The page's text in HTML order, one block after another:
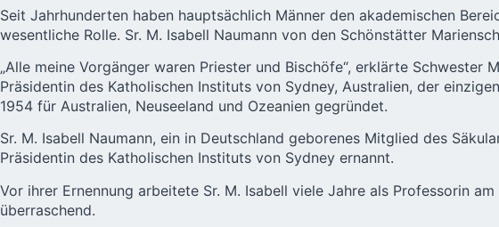
Seit Jahrhunderten haben hauptsächlich Männer den akademischen
wesentliche Rolle. Sr. M. Isabell Naumann von den Schönstätter
„Alle meine Vorgänger waren Priester und Bischöfe“, erklärte
Präsidentin des Katholischen Instituts von Sydney, Australien, der
1954 für Australien, Neuseeland und Ozeanien gegründet.
Sr. M. Isabell Naumann, ein in Deutschland geborenes Mitglied des
Präsidentin des Katholischen Instituts von Sydney ernannt.
Vor ihrer Ernennung arbeitete Sr. M. Isabell viele Jahre als Professorin
überraschend.